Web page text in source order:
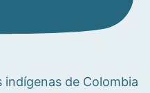
indígenas de Colombia